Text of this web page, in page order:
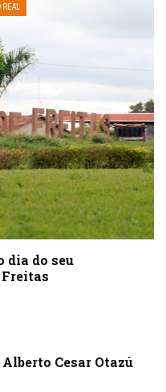
REAL
dia do seu
Alberto Cesar Otazú